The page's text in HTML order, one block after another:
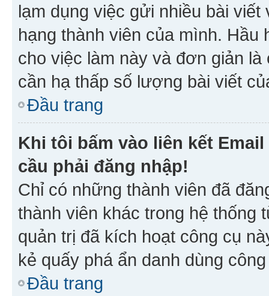
lạm dụng việc gửi nhiều bài
hạng thành viên của mình. Hầu
cho việc làm này và đơn giản
cần hạ thấp số lượng bài viết
Đầu trang
Khi tôi bấm vào liên kết
cầu phải đăng nhập!
Chỉ có những thành viên đã
thành viên khác trong hệ thống
quản trị đã kích hoạt công cụ
kẻ quấy phá ẩn danh dùng
Đầu trang